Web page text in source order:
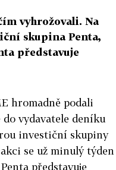
vyhrožovali. Na
skupina Penta,
představuje
hromadně podali
do vydavatele deníku
investiční skupiny
se už minulý týden
představuje